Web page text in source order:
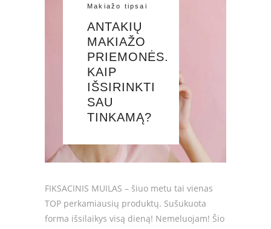
Makiažo tipsai
ANTAKIŲ
MAKIAŽO
PRIEMONĖS.
KAIP
IŠSIRINKTI
SAU
TINKAMĄ?
FIKSACINIS MUILAS – šiuo metu tai vienas
TOP perkamiausių produktų. Sušukuota
forma išsilaikys visą dieną! Nemeluojam! Šio